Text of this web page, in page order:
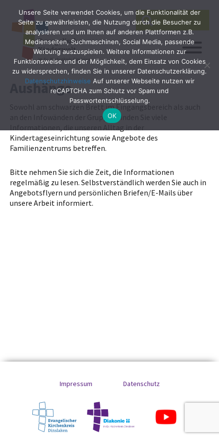
Search
for:
SEARCH
Aushänge
Sowohl am schwarzen Brett im Eingangsbereich als auch
an den Infowänden der Gruppen finden Sie viele
Kindertageseinrichtung sowie Angebote des
Familienzentrums betreffen.
Bitte nehmen Sie sich die Zeit, die Informationen
regelmäßig zu lesen. Selbstverständlich werden Sie auch in
Angebotsflyern und persönlichen Briefen/E-Mails über
unsere Arbeit informiert.
Impressum Datenschutz
Unsere Seite verwendet Cookies, um die Funktionalität der
Seite zu gewährleisten, die Nutzung durch die Besucher zu
analysieren und um Ihnen auf anderen Plattformen z.B.
Medienseiten, Suchmaschinen, Social Media, passende
Werbung auszuspielen. Weitere Informationen zur
Funktionsweise und der Möglichkeit, dem Einsatz von Cookies
zu widersprechen, finden Sie in unserer Datenschutzerklärung.
Datenschutzhinweise Auf unserer Webseite nutzen wir
reCAPTCHA zum Schutz vor Spam und
Passwortentschlüsselung.
OK